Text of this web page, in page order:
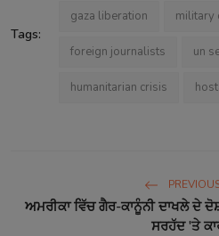
Tags:
gaza liberation military
foreign journalists un
humanitarian crisis
ਅਮਰੀਕਾ ਵਿੱਚ ਗੈਰ-ਕਾਨੂੰਨੀ ਦਾਖਲੇ ਦੇ
ਸਰਹੱਦ 'ਤੇ